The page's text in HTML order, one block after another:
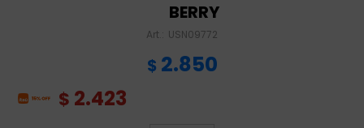
BERRY
USN09772
$ 2.850
$ 2.423